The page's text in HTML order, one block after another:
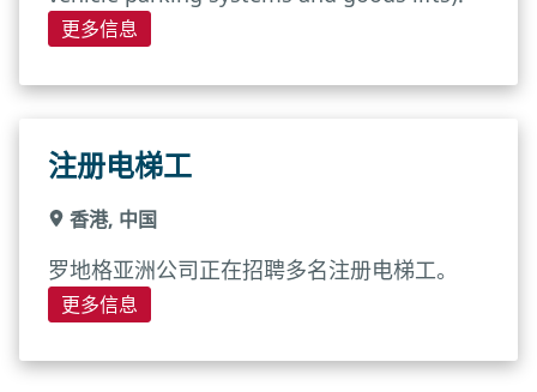
更多信息
注册电梯工
香港, 中国
罗地格亚洲公司正在招聘多名注册电梯工。
更多信息